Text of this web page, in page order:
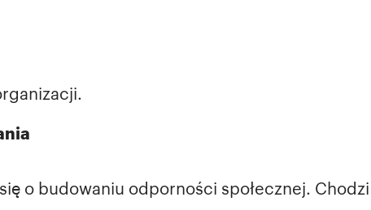
o budowaniu odporności społecznej. Chodzi